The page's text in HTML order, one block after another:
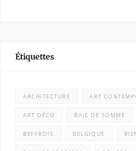
Étiquettes
ARCHITECTURE ART
ART DÉCO BAIE DE SOMME
BEFFROIS BELGIQUE